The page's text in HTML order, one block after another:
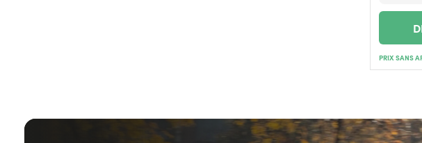
PRIX SANS